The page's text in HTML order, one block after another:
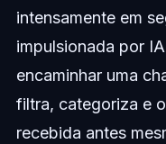
intensamente em
impulsionada por
encaminhar uma
filtra, categoriza e
recebida antes